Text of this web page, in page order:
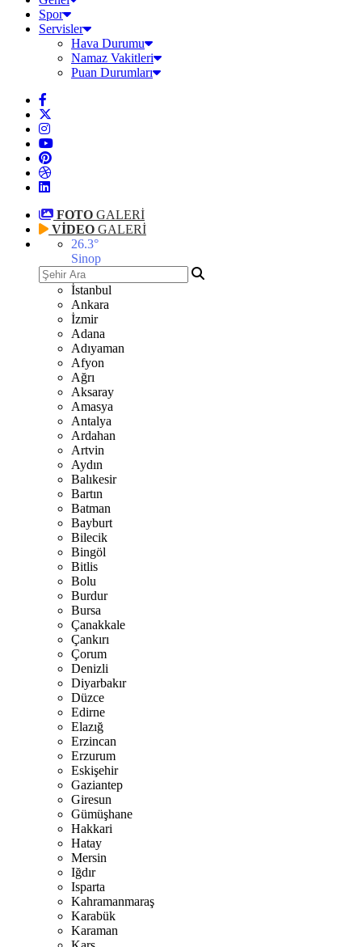
Spor
Servisler
Hava Durumu
Namaz Vakitleri
Puan Durumları
FOTO GALERİ
VİDEO GALERİ
26.3°
Sinop
İstanbul
Ankara
İzmir
Adana
Adıyaman
Afyon
Ağrı
Aksaray
Amasya
Antalya
Ardahan
Artvin
Aydın
Balıkesir
Bartın
Batman
Bayburt
Bilecik
Bingöl
Bitlis
Bolu
Burdur
Bursa
Çanakkale
Çankırı
Çorum
Denizli
Diyarbakır
Düzce
Edirne
Elazığ
Erzincan
Erzurum
Eskişehir
Gaziantep
Giresun
Gümüşhane
Hakkari
Hatay
Mersin
Iğdır
Isparta
Kahramanmaraş
Karabük
Karaman